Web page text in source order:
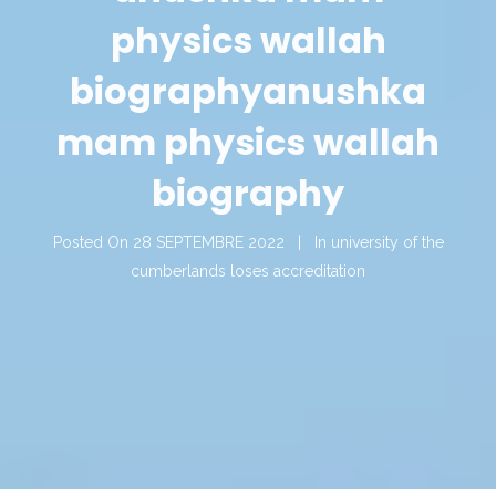
physics wallah
biographyanushka
mam physics wallah
biography
Posted On 28 SEPTEMBRE 2022 In university of the
cumberlands loses accreditation